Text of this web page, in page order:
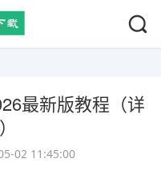
最新版教程（详
02 11:45:00